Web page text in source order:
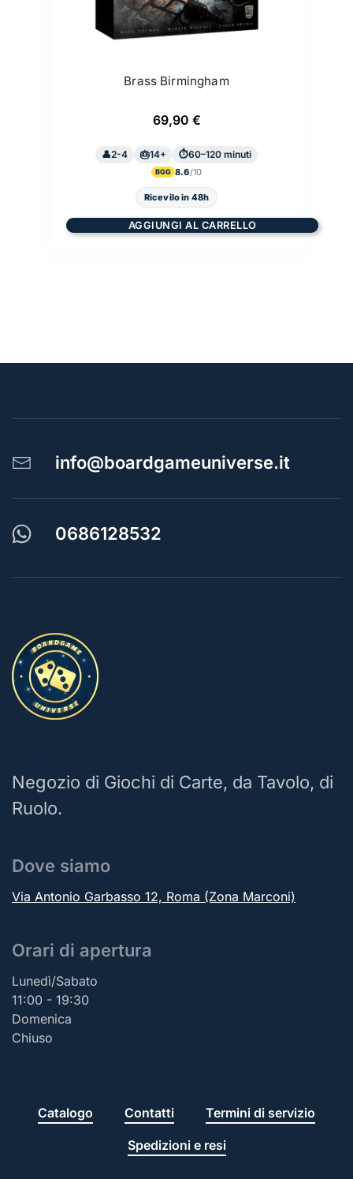
Brass Birmingham
69,90 €
2-4 14+ 60–120 minuti
BGG 8.6
Ricevilo in 48h
AGGIUNGI AL CARRELLO
info@boardgameuniverse.it
0686128532
Negozio di Giochi di Carte, da Tavolo, di
Ruolo.
Dove siamo
Via Antonio Garbasso 12, Roma (Zona Marconi)
Orari di apertura
Lunedì/Sabato
11:00 - 19:30
Domenica
Chiuso
Catalogo Contatti Termini di servizio
Spedizioni e resi